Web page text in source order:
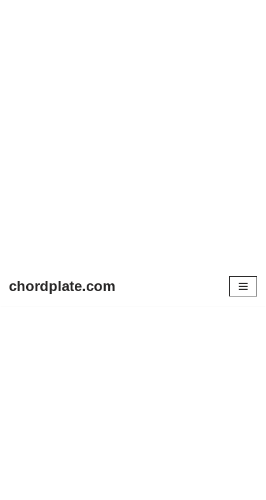
chordplate.com